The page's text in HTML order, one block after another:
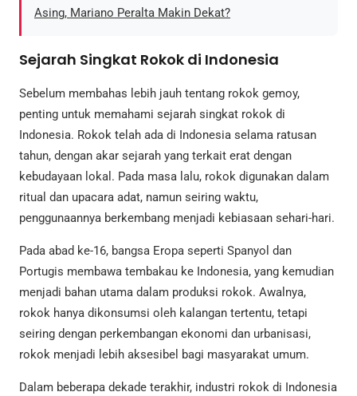
Asing, Mariano Peralta Makin Dekat?
Sejarah Singkat Rokok di Indonesia
Sebelum membahas lebih jauh tentang rokok gemoy,
penting untuk memahami sejarah singkat rokok di
Indonesia. Rokok telah ada di Indonesia selama ratusan
tahun, dengan akar sejarah yang terkait erat dengan
kebudayaan lokal. Pada masa lalu, rokok digunakan dalam
ritual dan upacara adat, namun seiring waktu,
penggunaannya berkembang menjadi kebiasaan sehari-hari.
Pada abad ke-16, bangsa Eropa seperti Spanyol dan
Portugis membawa tembakau ke Indonesia, yang kemudian
menjadi bahan utama dalam produksi rokok. Awalnya,
rokok hanya dikonsumsi oleh kalangan tertentu, tetapi
seiring dengan perkembangan ekonomi dan urbanisasi,
rokok menjadi lebih aksesibel bagi masyarakat umum.
Dalam beberapa dekade terakhir, industri rokok di Indonesia